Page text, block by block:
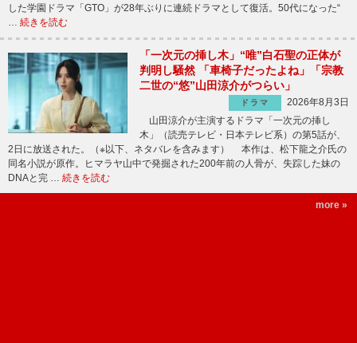
した学園ドラマ「GTO」が28年ぶりに連続ドラマとして復活。50代になった“
続きを読む
「一次元の挿し木」“唯”白石聖の正体が
判明し騒然 「車椅子だったよね」「宗教
二世の“悠”山田涼介がつらい」
ドラマ
2026年8月3日
山田涼介が主演するドラマ「一次元の挿し
木」（読売テレビ・日本テレビ系）の第5話が、
2日に放送された。（※以下、ネタバレを含みます） 本作は、松下龍之介氏の
同名小説が原作。ヒマラヤ山中で発掘された200年前の人骨が、失踪した妹の
DNAと完 … 続きを読む
more »